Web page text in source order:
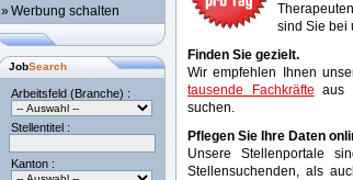
»Werbung schalten
JobSearch
Arbeitsfeld (Branche) :
Stellentitel :
Kanton :
sind Sie bei
Finden Sie gezielt.
Wir empfehlen Ihnen
tausende Fachkräfte aus
suchen.
Pflegen Sie Ihre Daten
Unsere Stellenportale
Stellensuchenden, als